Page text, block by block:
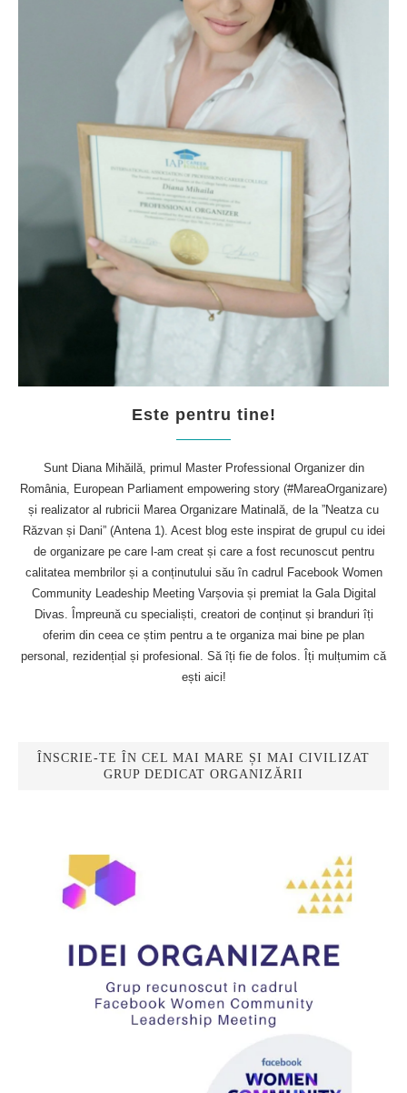
Este pentru tine!
Sunt Diana Mihăilă, primul Master Professional Organizer din
România, European Parliament empowering story (#MareaOrganizare)
și realizator al rubricii Marea Organizare Matinală, de la ”Neatza cu
Răzvan și Dani” (Antena 1). Acest blog este inspirat de grupul cu idei
de organizare pe care l-am creat și care a fost recunoscut pentru
calitatea membrilor și a conținutului său în cadrul Facebook Women
Community Leadeship Meeting Varșovia și premiat la Gala Digital
Divas. Împreună cu specialiști, creatori de conținut și branduri îți
oferim din ceea ce știm pentru a te organiza mai bine pe plan
personal, rezidențial și profesional. Să îți fie de folos. Îți mulțumim că
ești aici!
ÎNSCRIE-TE ÎN CEL MAI MARE ȘI MAI CIVILIZAT
GRUP DEDICAT ORGANIZĂRII